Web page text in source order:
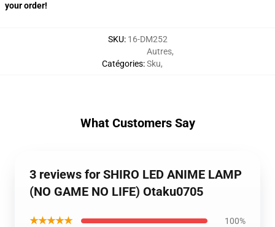
your order!
SKU: 16-DM252
Catégories:
Autres,
Sku,
What Customers Say
3 reviews for SHIRO LED ANIME LAMP
(NO GAME NO LIFE) Otaku0705
★★★★★ 100%